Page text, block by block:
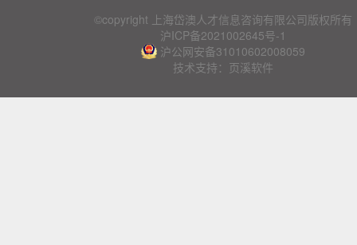
©copyright 上海岱澳人才信息咨询有限公司版权所有
沪ICP备2021002645号-1
沪公网安备31010602008059
技术支持：页溪软件